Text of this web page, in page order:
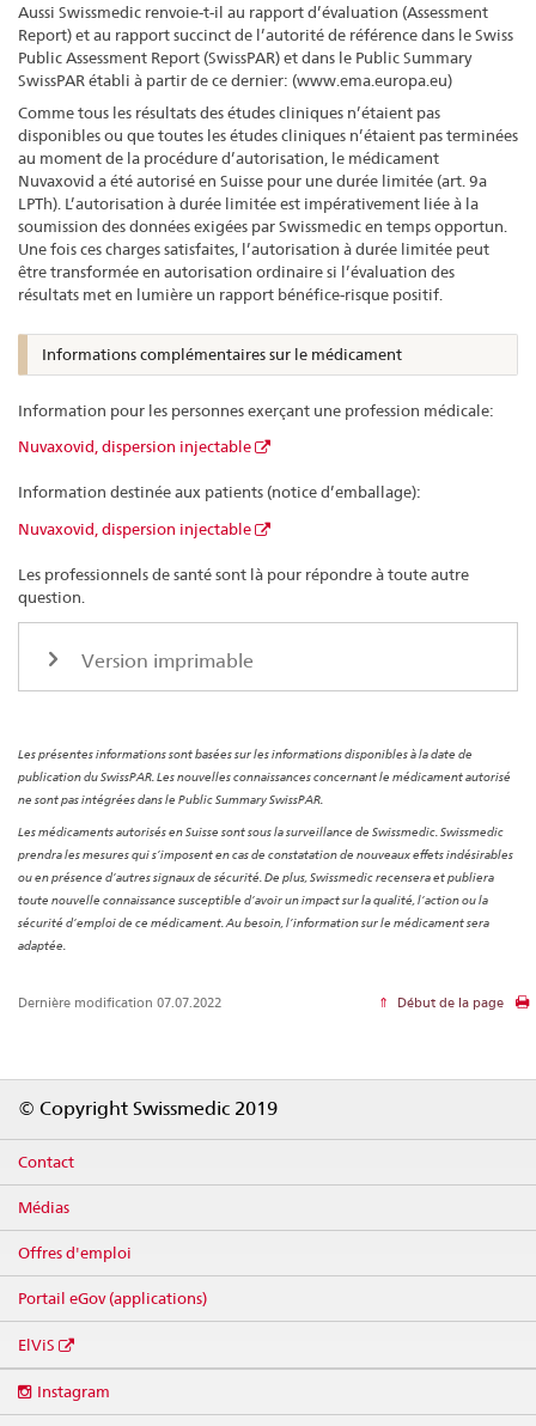
Aussi Swissmedic renvoie-t-il au rapport d’évaluation (Assessment
Report) et au rapport succinct de l’autorité de référence dans le Swiss
Public Assessment Report (SwissPAR) et dans le Public Summary
SwissPAR établi à partir de ce dernier: (www.ema.europa.eu)
Comme tous les résultats des études cliniques n’étaient pas
disponibles ou que toutes les études cliniques n’étaient pas terminées
au moment de la procédure d’autorisation, le médicament
Nuvaxovid a été autorisé en Suisse pour une durée limitée (art. 9a
LPTh). L’autorisation à durée limitée est impérativement liée à la
soumission des données exigées par Swissmedic en temps opportun.
Une fois ces charges satisfaites, l’autorisation à durée limitée peut
être transformée en autorisation ordinaire si l’évaluation des
résultats met en lumière un rapport bénéfice-risque positif.
Informations complémentaires sur le médicament
Information pour les personnes exerçant une profession médicale:
Nuvaxovid, dispersion injectable
Information destinée aux patients (notice d’emballage):
Nuvaxovid, dispersion injectable
Les professionnels de santé sont là pour répondre à toute autre
question.
Version imprimable
Les présentes informations sont basées sur les informations disponibles à la date de
publication du SwissPAR. Les nouvelles connaissances concernant le médicament autorisé
ne sont pas intégrées dans le Public Summary SwissPAR.
Les médicaments autorisés en Suisse sont sous la surveillance de Swissmedic. Swissmedic
prendra les mesures qui s’imposent en cas de constatation de nouveaux effets indésirables
ou en présence d’autres signaux de sécurité. De plus, Swissmedic recensera et publiera
toute nouvelle connaissance susceptible d’avoir un impact sur la qualité, l’action ou la
sécurité d’emploi de ce médicament. Au besoin, l’information sur le médicament sera
adaptée.
Dernière modification 07.07.2022 Début de la page
© Copyright Swissmedic 2019
Contact
Médias
Offres d'emploi
Portail eGov (applications)
ElViS
media
Instagram